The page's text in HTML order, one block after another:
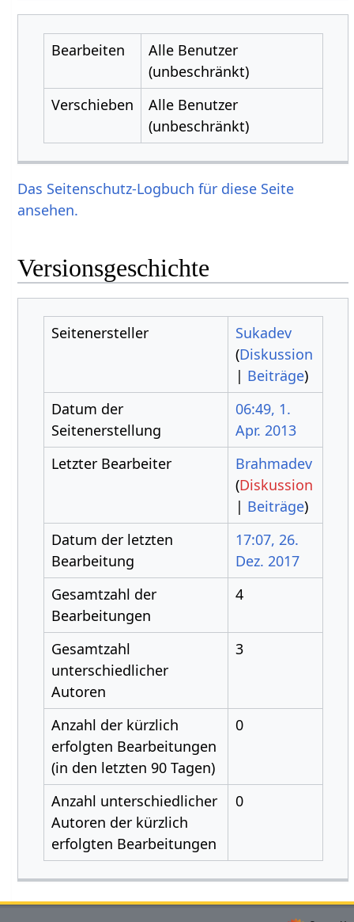
Bearbeiten
Alle Benutzer
(unbeschränkt)
Verschieben
Alle Benutzer
(unbeschränkt)
Das Seitenschutz-Logbuch für diese Seite
ansehen.
Versionsgeschichte
Seitenersteller
Sukadev
(Diskussion
| Beiträge)
Datum der
Seitenerstellung
06:49, 1.
Apr. 2013
Letzter Bearbeiter
Brahmadev
(Diskussion
| Beiträge)
Datum der letzten
Bearbeitung
17:07, 26.
Dez. 2017
Gesamtzahl der
Bearbeitungen
4
Gesamtzahl
unterschiedlicher
Autoren
3
Anzahl der kürzlich
erfolgten Bearbeitungen
(in den letzten 90 Tagen)
0
Anzahl unterschiedlicher
Autoren der kürzlich
erfolgten Bearbeitungen
0